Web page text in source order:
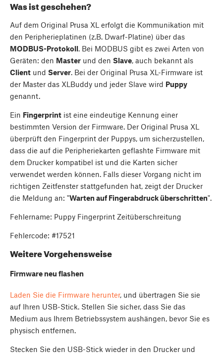
Was ist geschehen?
Auf dem Original Prusa XL erfolgt die Kommunikation mit
den Peripherieplatinen (z.B. Dwarf-Platine) über das
MODBUS-Protokoll. Bei MODBUS gibt es zwei Arten von
Geräten: den Master und den Slave, auch bekannt als
Client und Server. Bei der Original Prusa XL-Firmware ist
der Master das XLBuddy und jeder Slave wird Puppy
genannt.
Ein Fingerprint ist eine eindeutige Kennung einer
bestimmten Version der Firmware. Der Original Prusa XL
überprüft den Fingerprint der Puppys, um sicherzustellen,
dass die auf die Peripheriekarten geflashte Firmware mit
dem Drucker kompatibel ist und die Karten sicher
verwendet werden können. Falls dieser Vorgang nicht im
richtigen Zeitfenster stattgefunden hat, zeigt der Drucker
die Meldung an: "Warten auf Fingerabdruck überschritten".
Fehlername: Puppy Fingerprint Zeitüberschreitung
Fehlercode: #17521
Weitere Vorgehensweise
Firmware neu flashen
Laden Sie die Firmware herunter, und übertragen Sie sie
auf Ihren USB-Stick. Stellen Sie sicher, dass Sie das
Medium aus Ihrem Betriebssystem aushängen, bevor Sie es
physisch entfernen.
Stecken Sie den USB-Stick wieder in den Drucker und